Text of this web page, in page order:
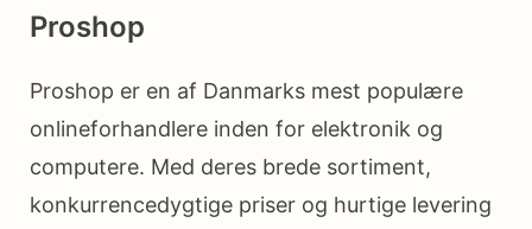
Proshop
Proshop er en af Danmarks mest populære
onlineforhandlere inden for elektronik og
computere. Med deres brede sortiment,
konkurrencedygtige priser og hurtige levering